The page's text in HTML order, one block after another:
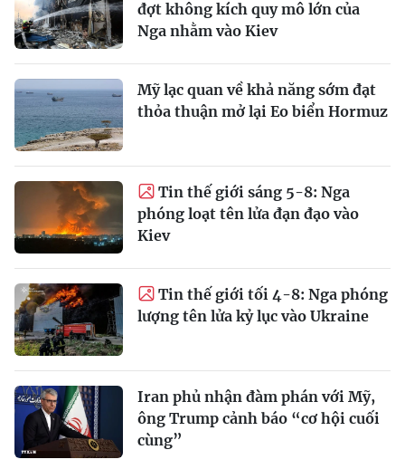
đợt không kích quy mô lớn của
Nga nhằm vào Kiev
Mỹ lạc quan về khả năng sớm đạt
thỏa thuận mở lại Eo biển Hormuz
Tin thế giới sáng 5-8: Nga
phóng loạt tên lửa đạn đạo vào
Kiev
Tin thế giới tối 4-8: Nga phóng
lượng tên lửa kỷ lục vào Ukraine
Iran phủ nhận đàm phán với Mỹ,
ông Trump cảnh báo “cơ hội cuối
cùng”